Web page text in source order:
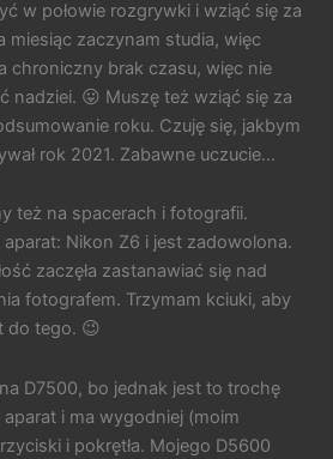
w połowie rozgrywki i wziąć się za
miesiąc zaczynam studia, więc
chroniczny brak czasu, więc nie
nadziei. 😛 Muszę też wziąć się za
roku. Czuję się, jakbym
rok 2021. Zabawne uczucie…
też na spacerach i fotografii.
aparat: Nikon Z6 i jest zadowolona.
zaczęła zastanawiać się nad
fotografem. Trzymam kciuki, aby
do tego. 😉
D7500, bo jednak jest to trochę
i ma wygodniej (moim
i pokrętła. Mojego D5600